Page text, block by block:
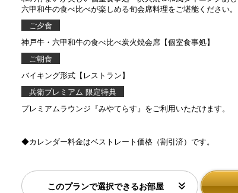
六甲和牛の食べ比べが楽しめる旬会席料理をご堪能ください。
ご夕食
神戸牛・六甲和牛の食べ比べ炭火焼会席【個室食事処】
ご朝食
バイキング形式【レストラン】
兵衛プレミアム 限定特典
プレミアムラウンジ『みやてらす』をご利用いただけます。
◆カレンダー料金はベストレート価格（割引済）です。
このプランで選択できるお部屋